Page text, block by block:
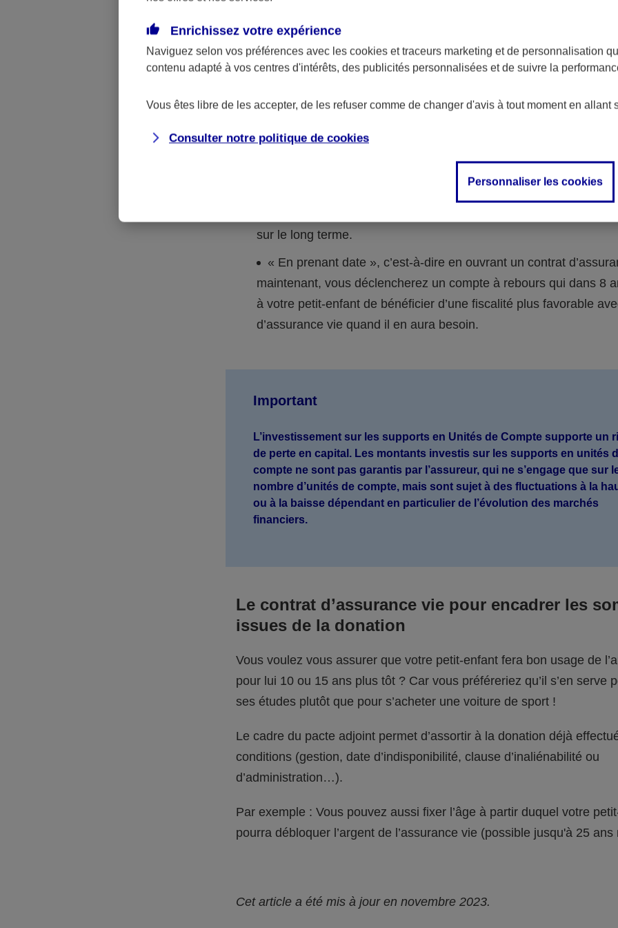
Un contrat d’assurance vie pour placer l’argent
donation
Si vos petits-enfants sont encore jeunes, qu’ils n’ont pas besoin
l’immédiat, alors vous pouvez placer l’argent de la donation sur un
avantages :
sur le long terme.
« En prenant date », c’est-à-dire en ouvrant un contrat
maintenant, vous déclencherez un compte à rebours qui dans 8
à votre petit-enfant de bénéficier d’une fiscalité plus favorable
d’assurance vie quand il en aura besoin.
Important
L’investissement sur les supports en Unités de Compte supporte un
de perte en capital. Les montants investis sur les supports en unités
compte ne sont pas garantis par l’assureur, qui ne s’engage que sur
nombre d’unités de compte, mais sont sujet à des fluctuations à la
ou à la baisse dépendant en particulier de l’évolution des marchés
financiers.
Le contrat d’assurance vie pour encadrer les
issues de la donation
Vous voulez vous assurer que votre petit-enfant fera bon usage de
pour lui 10 ou 15 ans plus tôt ? Car vous préféreriez qu’il s’en serve
ses études plutôt que pour s’acheter une voiture de sport !
Le cadre du pacte adjoint permet d’assortir à la donation déjà
conditions (gestion, date d’indisponibilité, clause d’inaliénabilité ou
d’administration…).
Par exemple : Vous pouvez aussi fixer l’âge à partir duquel votre
pourra débloquer l’argent de l’assurance vie (possible jusqu'à 25 ans
Cet article a été mis à jour en novembre 2023.
Enrichissez votre expérience
Naviguez selon vos préférences avec les cookies et traceurs marketing et de personnalisation
contenu adapté à vos centres d'intérêts, des publicités personnalisées et de suivre la
Vous êtes libre de les accepter, de les refuser comme de changer d'avis à tout moment en allant
Consulter notre politique de cookies
Personnaliser les cookies